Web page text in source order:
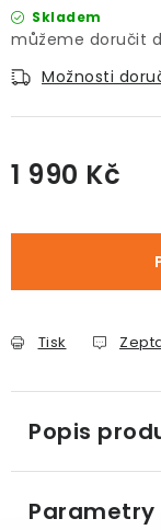
Skladem
Možnosti
1 990 Kč
Tisk
Popis